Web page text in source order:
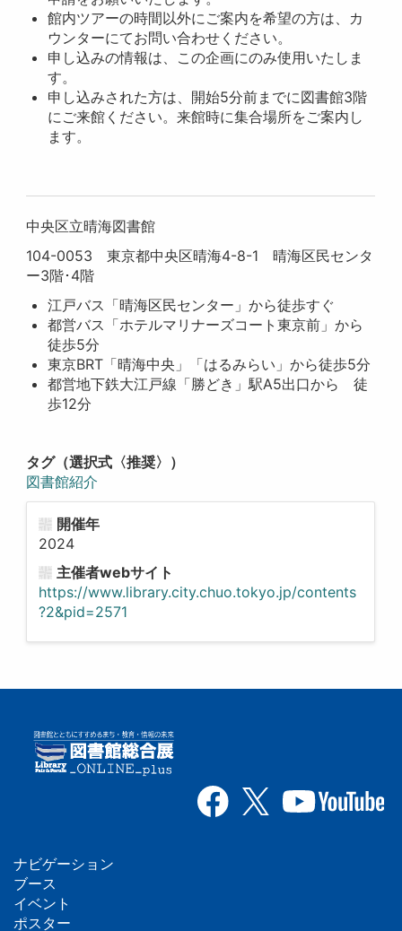
館内ツアーの時間以外にご案内を希望の方は、カ
ウンターにてお問い合わせください。
申し込みの情報は、この企画にのみ使用いたしま
す。
申し込みされた方は、開始5分前までに図書館3階
にご来館ください。来館時に集合場所をご案内し
ます。
中央区立晴海図書館
104-0053 東京都中央区晴海4-8-1 晴海区民センタ
ー3階･4階
江戸バス「晴海区民センター」から徒歩すぐ
都営バス「ホテルマリナーズコート東京前」から
徒歩5分
東京BRT「晴海中央」「はるみらい」から徒歩5分
都営地下鉄大江戸線「勝どき」駅A5出口から 徒
歩12分
タグ（選択式〈推奨〉）
図書館紹介
開催年
2024
主催者webサイト
https://www.library.city.chuo.tokyo.jp/contents
?2&pid=2571
フ
ナビゲーション
ブース
イベント
ポスター